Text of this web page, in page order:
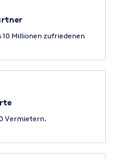
Millionen zufriedenen
Vermietern.